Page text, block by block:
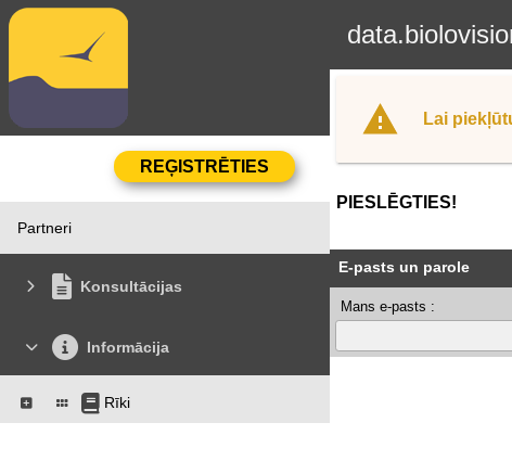
Partneri
Konsultācijas
Informācija
Rīki
Lai
PIESLĒGTIES!
E-pasts un parole
Mans e-pasts :